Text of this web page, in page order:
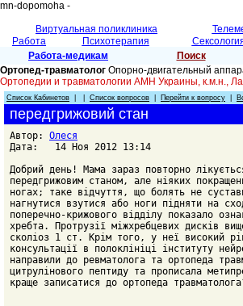
mn-dopomoha -
Виртуальная поликлиника
Работа
Психотерапия
Работа-медикам
Поиск
Ортопед-травматолог Опорно-двигательный
Ортопедии и травматологии АМН Украины, к.м.н.,
Список Кабинетов Список вопросов Перейти к вопросу
передгрижовий стан
Автор: Олеся
Дата: 14 Ноя 2012 13:14
Добрий день! Мама зараз повторно
передгрижовим станом, але ніяких
ногах; таке відчуття, що болять не
нагнутися взутися або ноги підняти на
поперечно-крижового відділу показало
хребта. Протрузії міжхребцевих дисків
сколіоз 1 ст. Крім того, у неї високий
консультації в полоклініці інституту
направили до ревматолога та ортопеда
цитрулінового пептиду та прописала
краще записатися до ортопеда